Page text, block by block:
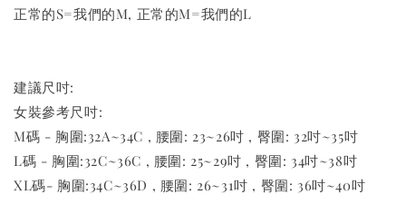
正常的S=我們的M, 正常的M=我們的L
建議尺吋:
女裝參考尺吋:
M碼 - 胸圍:32A~34C , 腰圍: 23~26吋 , 臀圍: 32吋~35吋
L碼 - 胸圍:32C~36C , 腰圍: 25~29吋 , 臀圍: 34吋~38吋
XL碼- 胸圍:34C~36D , 腰圍: 26~31吋 , 臀圍: 36吋~40吋